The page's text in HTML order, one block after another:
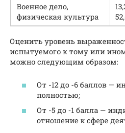
Военное дело,
физическая культура
Оценить уровень
испытуемого к тому или
можно следующим образом:
От -12 до -6 баллов —
полностью;
От -5 до -1 балла —
отношение к сфере